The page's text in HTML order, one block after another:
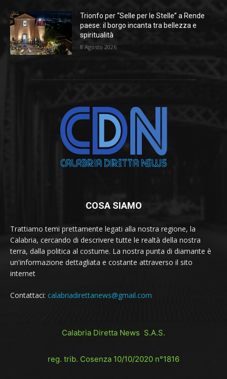
Trionfo per “Selle per le Stelle” a Rende
paese: il borgo incanta tra bellezza e
spiritualità
8 Agosto 2026
COSA SIAMO
Trattiamo temi prettamente legati alla nostra regione, la
Calabria, cercando di descrivere tutte le realtà della nostra
terra, dalla politica al costume. La nostra punta di diamante è
un'informazione dettagliata e costante attraverso il sito
internet
Contattaci: calabriadirettanews@gmail.com
Calabria Diretta News S.A.S.
reg. trib. Cosenza 10/10/2020 n°1816